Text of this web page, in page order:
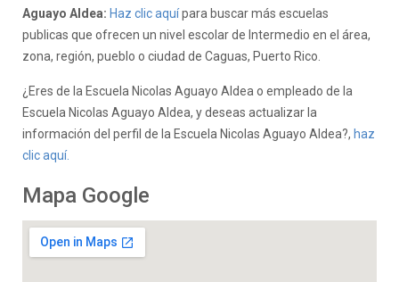
Aguayo Aldea: Haz clic aquípara buscar más escuelas
publicas que ofrecen un nivel escolar de Intermedio en el área,
zona, región, pueblo o ciudad de Caguas, Puerto Rico.
¿Eres de la Escuela Nicolas Aguayo Aldea o empleado de la
Escuela Nicolas Aguayo Aldea, y deseas actualizar la
información del perfil de la Escuela Nicolas Aguayo Aldea?, haz
clic aquí.
Mapa Google